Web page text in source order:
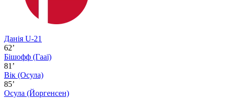
Данія U-21
62’
Бішофф (Гааї)
81’
Вік (Осула)
85’
Осула (Йоргенсен)